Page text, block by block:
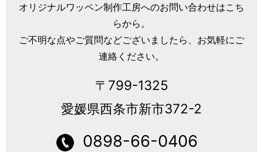
オリジナルワッペン制作工房へのお問い合わせはこち
らから。
ご不明な点やご質問などございましたら、お気軽にご
連絡ください。
〒799-1325
愛媛県西条市新市372-2
0898-66-0406